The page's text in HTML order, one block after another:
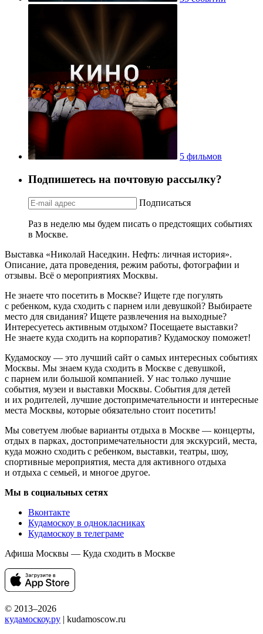
5 фильмов
Подпишетесь на почтовую рассылку?
Подписаться
Раз в неделю мы будем писать о предстоящих событиях
в Москве.
Выставка «Николай Наседкин. Нефть: личная история».
Описание, дата проведения, режим работы, фотографии и
отзывы. Всё о мероприятиях Москвы.
Не знаете что посетить в Москве? Ищете где погулять
с ребенком, куда сходить с парнем или девушкой? Выбираете
место для свидания? Ищете развлечения на выходные?
Интересуетесь активным отдыхом? Посещаете выставки?
Не знаете куда сходить на корпоратив? Кудамоскоу поможет!
Кудамоскоу — это лучший сайт о самых интересных событиях
Москвы. Мы знаем куда сходить в Москве с девушкой,
с парнем или большой компанией. У нас только лучшие
события, музеи и выставки Москвы. События для детей
и их родителей, лучшие достопримечательности и интересные
места Москвы, которые обязательно стоит посетить!
Мы советуем любые варианты отдыха в Москве — концерты,
отдых в парках, достопримечательности для экскурсий, места,
куда можно сходить с ребенком, выставки, театры, шоу,
спортивные мероприятия, места для активного отдыха
и отдыха с семьей, и многое другое.
Мы в социальных сетях
Вконтакте
Кудамоскоу в однокласниках
Кудамоскоу в телеграме
Афиша Москвы — Куда сходить в Москве
© 2013–2026
кудамоскоу.ру | kudamoscow.ru